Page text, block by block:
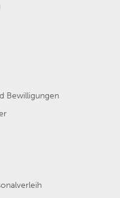
Bewilligungen